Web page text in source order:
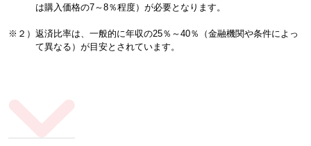
は購入価格の7～8％程度）が必要となります。
※２）返済比率は、一般的に年収の25％～40％（金融機関や条件によっ
て異なる）が目安とされています。